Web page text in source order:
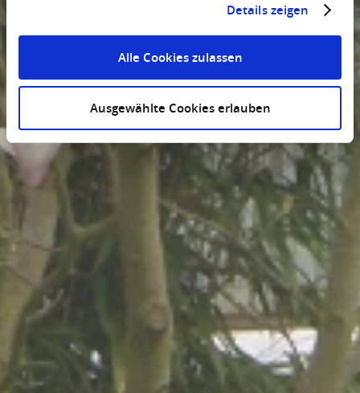
Details zeigen
Alle Cookies zulassen
Ausgewählte Cookies erlauben